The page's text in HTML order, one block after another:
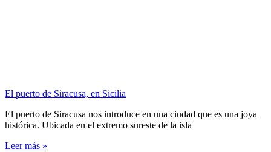
El puerto de Siracusa, en Sicilia
El puerto de Siracusa nos introduce en una ciudad que es una joya
histórica. Ubicada en el extremo sureste de la isla
Leer más »